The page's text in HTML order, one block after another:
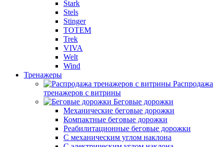
Stark
Stels
Stinger
TOTEM
Trek
VIVA
Welt
Wind
Тренажеры
Распродажа
тренажеров с витрины
Беговые дорожки
Механические беговые дорожки
Компактные беговые дорожки
Реабилитационные беговые дорожки
С механическим углом наклона